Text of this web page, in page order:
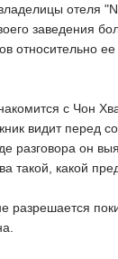
отеля
заведения
относительно ее
с Чон
видит перед
разговора он
такой, какой
разрешается